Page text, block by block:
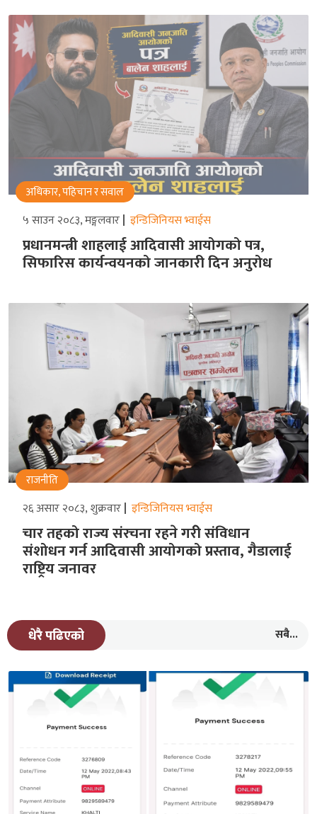
अधिकार, पहिचान र सवाल
५ साउन २०८३, मङ्गलवार इन्डिजिनियस भ्वाईस
प्रधानमन्त्री शाहलाई आदिवासी आयोगको पत्र,
सिफारिस कार्यन्वयनको जानकारी दिन अनुरोध
राजनीति
२६ असार २०८३, शुक्रवार इन्डिजिनियस भ्वाईस
चार तहको राज्य संरचना रहने गरीे संविधान
संशोधन गर्न आदिवासी आयोगको प्रस्ताव, गैडालाई
राष्ट्रिय जनावर
धेरै पढिएको सबै...